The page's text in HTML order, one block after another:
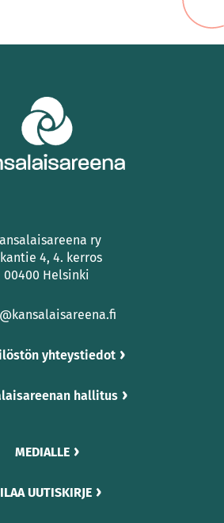
ry
4, 4. kerros
00400 Helsinki
yhteystiedot
hallitus
MEDIALLE
UUTISKIRJE